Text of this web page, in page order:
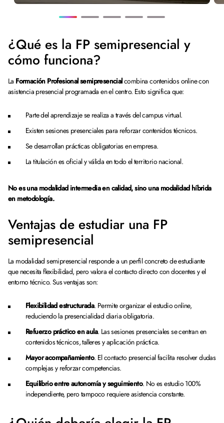
¿Qué es la FP semipresencial y
cómo funciona?
La Formación Profesional semipresencialcombina contenidos online con
asistencia presencial programada en el centro. Esto significa que:
Parte del aprendizaje se realiza a través del campus virtual.
Existen sesiones presenciales para reforzar contenidos técnicos.
Se desarrollan prácticas obligatorias en empresa.
La titulación es oficial y válida en todo el territorio nacional.
No es una modalidad intermedia en calidad, sino una modalidad híbrida
en metodología.
Ventajas de estudiar una FP
semipresencial
La modalidad semipresencial responde a un perfil concreto de estudiante
que necesita flexibilidad, pero valora el contacto directo con docentes y el
entorno técnico. Sus ventajas son:
Flexibilidad estructurada. Permite organizar el estudio online,
reduciendo la presencialidad diaria obligatoria.
Refuerzo práctico en aula. Las sesiones presenciales se centran en
contenidos técnicos, talleres y aplicación práctica.
Mayor acompañamiento. El contacto presencial facilita resolver dudas
complejas y reforzar competencias.
Equilibrio entre autonomía y seguimiento. No es estudio 100%
independiente, pero tampoco requiere asistencia constante.